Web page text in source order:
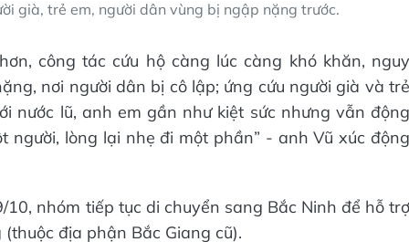
già, trẻ em, người dân vùng bị ngập nặng trước.
công tác cứu hộ càng lúc càng khó khăn, nguy
nơi người dân bị cô lập; ứng cứu người già và trẻ
nước lũ, anh em gần như kiệt sức nhưng vẫn động
người, lòng lại nhẹ đi một phần” - anh Vũ xúc động
nhóm tiếp tục di chuyển sang Bắc Ninh để hỗ trợ
địa phận Bắc Giang cũ).